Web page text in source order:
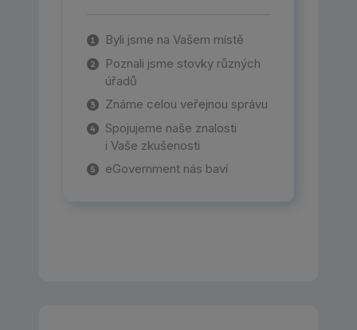
Byli jsme na Vašem místě
Poznali jsme stovky různých
úřadů
Známe celou veřejnou správu
Spojujeme naše znalosti
i Vaše zkušenosti
eGovernment nás baví